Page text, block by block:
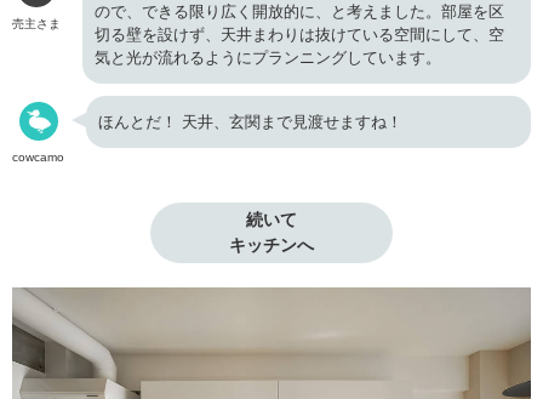
売主さま
ので、できる限り広く開放的に、と考えました。部屋を区
切る壁を設けず、天井まわりは抜けている空間にして、空
気と光が流れるようにプランニングしています。
cowcamo
ほんとだ！ 天井、玄関まで見渡せますね！
続いて
キッチンへ